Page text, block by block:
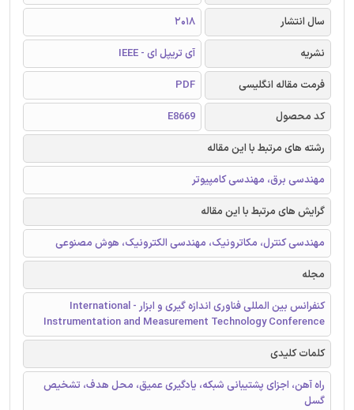
سال انتشار
2018
نشریه
آی تریپل ای - IEEE
فرمت مقاله انگلیسی
PDF
کد محصول
E8669
رشته های مرتبط با این مقاله
مهندسی برق، مهندسی کامپیوتر
گرایش های مرتبط با این مقاله
مهندسی کنترل، مکاترونیک، مهندسی الکترونیک، هوش مصنوعی
مجله
کنفرانس بین المللی فناوری اندازه گیری و ابزار - International
Instrumentation and Measurement Technology Conference
کلمات کلیدی
راه آهن، اجزای پشتیبانی شبکه، یادگیری عمیق، محل هدف، تشخیص
گسل